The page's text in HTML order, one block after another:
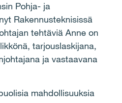
Pohja- ja
Rakennusteknisissä
tehtäviä Anne on
tarjouslaskijana,
ja vastaavana
mahdollisuuksia